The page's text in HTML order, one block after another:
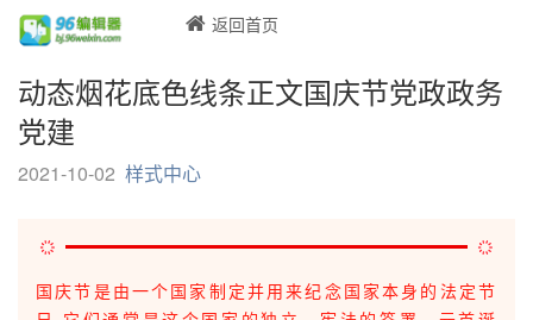
返回首页
动态烟花底色线条正文国庆节党政政务
党建
2021-10-02 样式中心
国庆节是由一个国家制定并用来纪念国家本身的法定节